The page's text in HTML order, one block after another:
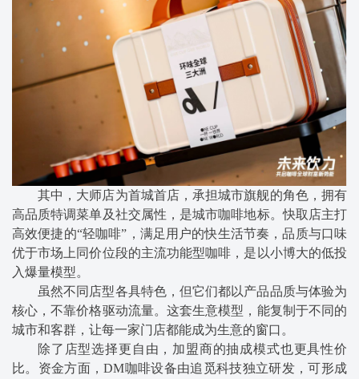
其中，大师店为首城首店，承担城市旗舰的角色，拥有
高品质特调菜单及社交属性，是城市咖啡地标。快取店主打
高效便捷的“轻咖啡”，满足用户的快生活节奏，品质与口味
优于市场上同价位段的主流功能型咖啡，是以小博大的低投
入爆量模型。
虽然不同店型各具特色，但它们都以产品品质与体验为
核心，不靠价格驱动流量。这套生意模型，能复制于不同的
城市和客群，让每一家门店都能成为生意的窗口。
除了店型选择更自由，加盟商的抽成模式也更具性价
比。资金方面，DM咖啡设备由追觅科技独立研发，可形成